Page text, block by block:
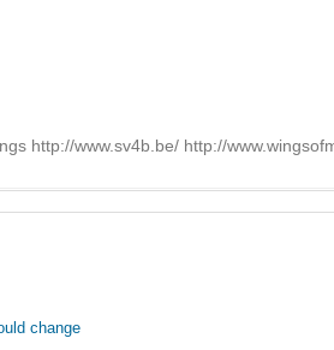
http://www.sv4b.be/ http://
change